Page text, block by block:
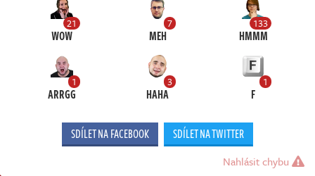
21
WOW
7
MEH
133
HMMM
1
ARRGG
3
HAHA
1
F
SDÍLET NA FACEBOOK SDÍLET NA TWITTER
Nahlásit chybu